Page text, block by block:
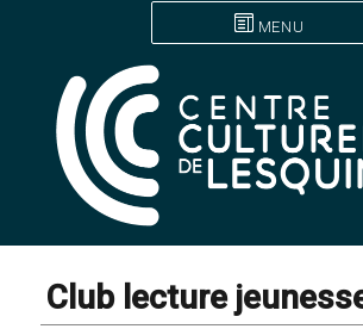
MENU
Club lecture